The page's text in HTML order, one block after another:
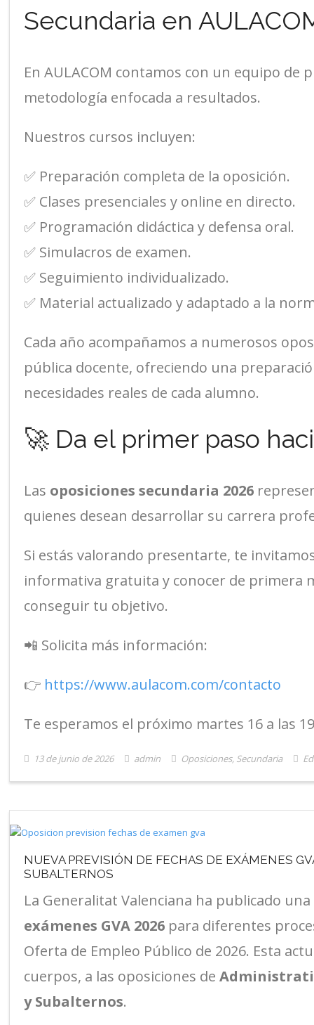
Secundaria en
En AULACOM contamos con un equipo de
metodología enfocada a resultados.
Nuestros cursos incluyen:
✅ Preparación completa de la oposición.
✅ Clases presenciales y online en directo.
✅ Programación didáctica y defensa oral.
✅ Simulacros de examen.
✅ Seguimiento individualizado.
✅ Material actualizado y adaptado a la
Cada año acompañamos a numerosos
pública docente, ofreciendo una
necesidades reales de cada alumno.
🚀 Da el primer paso
Las oposiciones secundaria 2026
quienes desean desarrollar su carrera
Si estás valorando presentarte, te
informativa gratuita y conocer de primera
conseguir tu objetivo.
📲 Solicita más información:
👉 https://www.aulacom.com/contacto
Te esperamos el próximo martes 16 a las
13 de junio de 2026 admin Oposiciones, Secundaria
NUEVA PREVISIÓN DE FECHAS DE EXÁMENES
SUBALTERNOS
La Generalitat Valenciana ha publicado
exámenes GVA 2026 para diferentes
Oferta de Empleo Público de 2026. Esta
cuerpos, a las oposiciones de
y Subalternos.